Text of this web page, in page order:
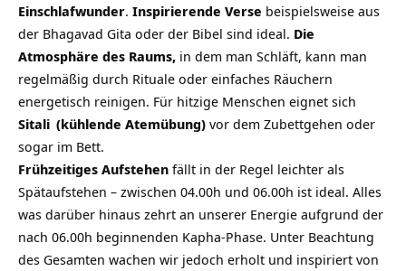
Einschlafwunder. Inspirierende Verse beispielsweise aus
der Bhagavad Gita oder der Bibel sind ideal. Die
Atmosphäre des Raums, in dem man Schläft, kann man
regelmäßig durch Rituale oder einfaches Räuchern
energetisch reinigen. Für hitzige Menschen eignet sich
Sitali (kühlende Atemübung) vor dem Zubettgehen oder
sogar im Bett.
Frühzeitiges Aufstehen fällt in der Regel leichter als
Spätaufstehen – zwischen 04.00h und 06.00h ist ideal. Alles
was darüber hinaus zehrt an unserer Energie aufgrund der
nach 06.00h beginnenden Kapha-Phase. Unter Beachtung
des Gesamten wachen wir jedoch erholt und inspiriert von